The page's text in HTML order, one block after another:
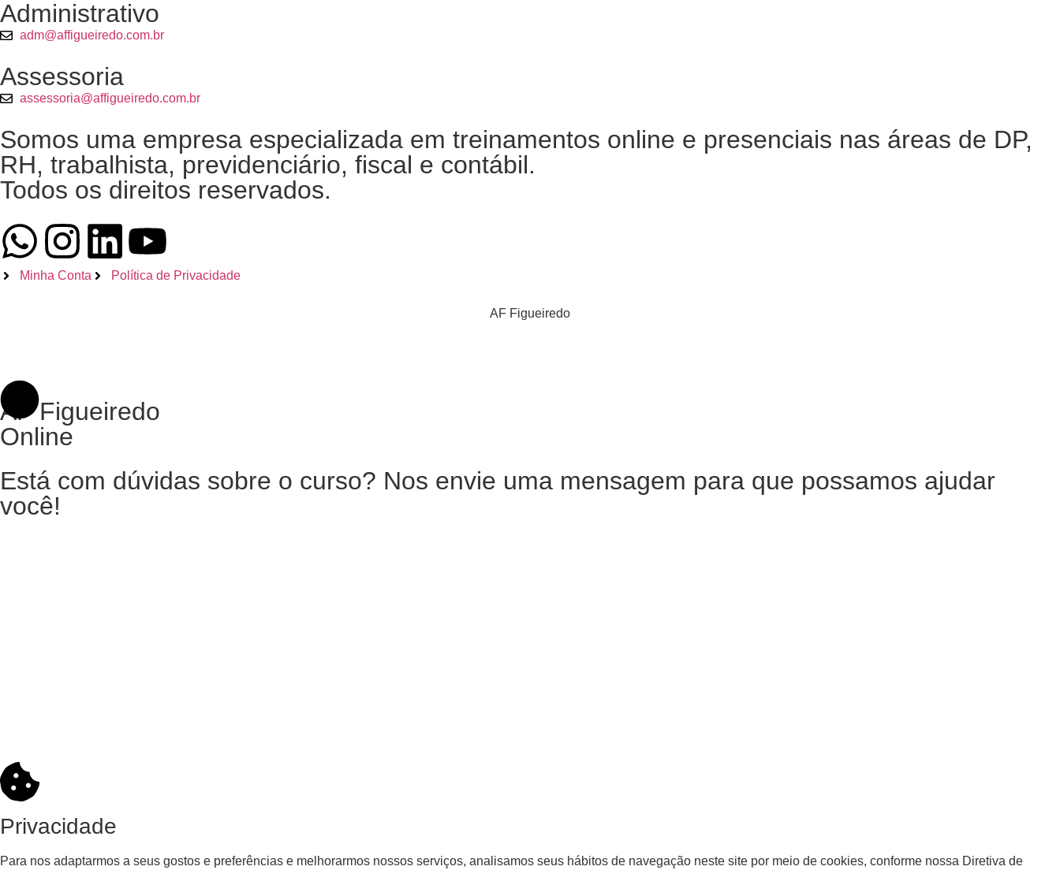
Administrativo
adm@affigueiredo.com.br
Assessoria
assessoria@affigueiredo.com.br
Somos uma empresa especializada em treinamentos online e presenciais nas áreas de DP,
RH, trabalhista, previdenciário, fiscal e contábil.
Todos os direitos reservados.
Minha Conta Política de Privacidade
AF Figueiredo
AF Figueiredo
Online
Está com dúvidas sobre o curso? Nos envie uma mensagem para que possamos ajudar
você!
Privacidade
Para nos adaptarmos a seus gostos e preferências e melhorarmos nossos serviços, analisamos seus hábitos de navegação neste site por meio de cookies, conforme nossa Diretiva de